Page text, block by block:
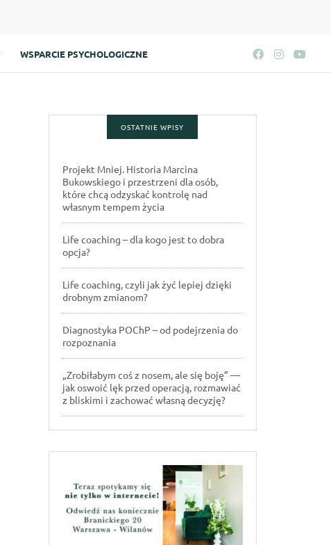
WSPARCIE PSYCHOLOGICZNE
OSTATNIE WPISY
Projekt Mniej. Historia Marcina
Bukowskiego i przestrzeni dla osób,
które chcą odzyskać kontrolę nad
własnym tempem życia
Life coaching – dla kogo jest to dobra
opcja?
Life coaching, czyli jak żyć lepiej dzięki
drobnym zmianom?
Diagnostyka POChP – od podejrzenia do
rozpoznania
„Zrobiłabym coś z nosem, ale się boję” —
jak oswoić lęk przed operacją, rozmawiać
z bliskimi i zachować własną decyzję?